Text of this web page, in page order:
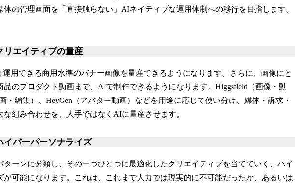
体の管理画面を「直接触らない」AIネイティブな運用体制への移行を目指します。
リエイティブの量産
運用できる商用水準のバナー画像を量産できるようになります。さらに、画像にと
品のプロダクト動画まで、AIで制作できるようになります。Higgsfield（画像・動
・編集）、HeyGen（アバター動画）などを用途に応じて使い分け、媒体・訴求・
な組み合わせを、人手ではなくAIに量産させます。
イパーパーソナライズ
ターンに分類し、その一つひとつに最適化したクリエイティブを当てていく、ハイ
が可能になります。これは、これまで人力では現実的に不可能だったか、あるいは